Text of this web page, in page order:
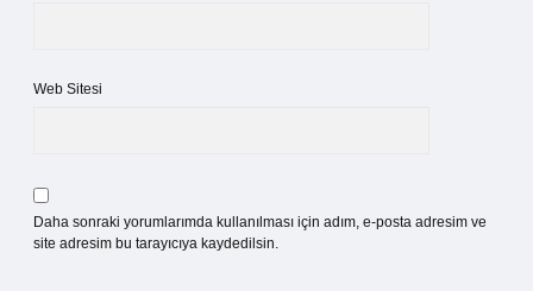
Web Sitesi
Daha sonraki yorumlarımda kullanılması için adım, e-posta adresim ve
site adresim bu tarayıcıya kaydedilsin.